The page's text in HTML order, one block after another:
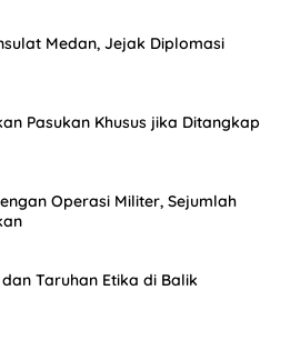
Medan, Jejak Diplomasi
Pasukan Khusus jika Ditangkap
Operasi Militer, Sejumlah
Taruhan Etika di Balik